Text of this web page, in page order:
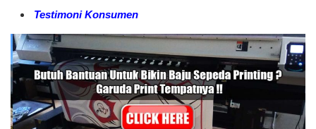
Testimoni Konsumen